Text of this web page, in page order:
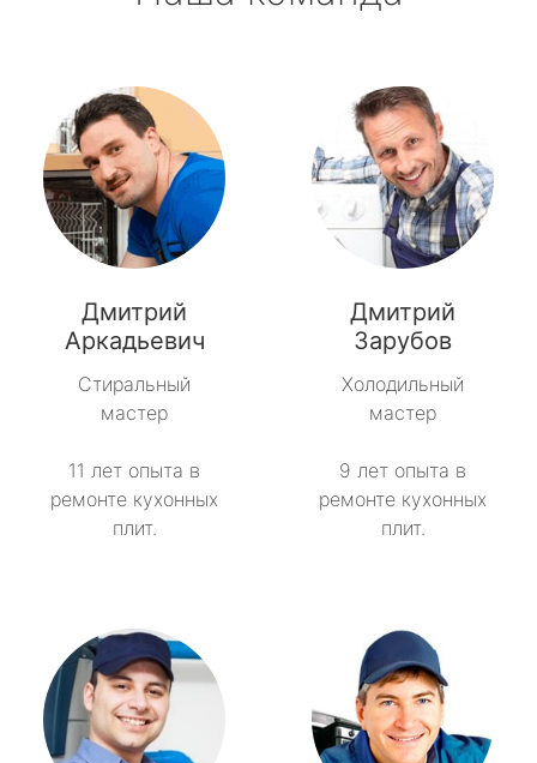
Дмитрий
Аркадьевич
Стиральный
мастер
11 лет опыта в
ремонте кухонных
плит.
Дмитрий
Зарубов
Холодильный
мастер
9 лет опыта в
ремонте кухонных
плит.